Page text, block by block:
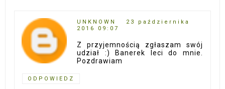
UNKNOWN
23 października
2016 09:07
Z przyjemnością zgłaszam swój
udział :) Banerek leci do mnie.
Pozdrawiam
ODPOWIEDZ